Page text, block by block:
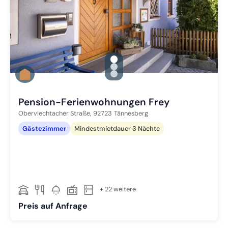
gallery.slide_selector
Zu Slide 1 wechseln
Zu Slide 2 wechseln
Zu Slide 3 wechseln
Pension-Ferienwohnungen Frey
Oberviechtacher Straße, 92723 Tännesberg
Gästezimmer
Mindestmietdauer 3 Nächte
+ 22 weitere
Preis auf Anfrage